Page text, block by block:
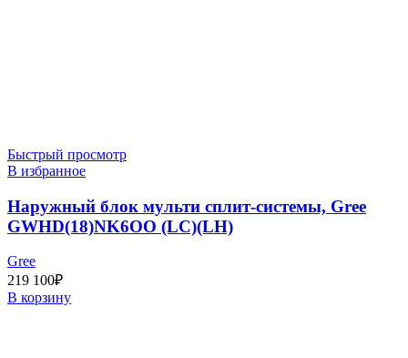
Быстрый просмотр
В избранное
Наружный блок мульти сплит-системы, Gree
GWHD(18)NK6OO (LC)(LH)
Gree
219 100₽
В корзину